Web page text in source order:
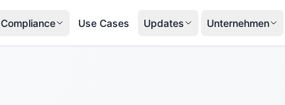
Compliance Use Cases Updates Unternehmen